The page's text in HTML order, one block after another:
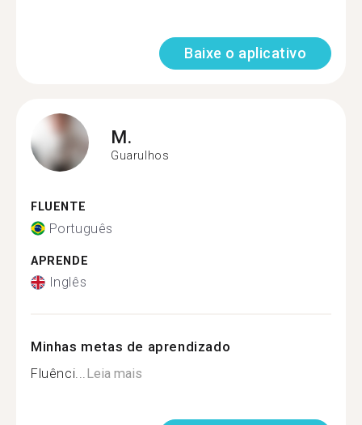
Baixe o aplicativo
M.
Guarulhos
FLUENTE
Português
APRENDE
Inglês
Minhas metas de aprendizado
Fluênci...Leia mais